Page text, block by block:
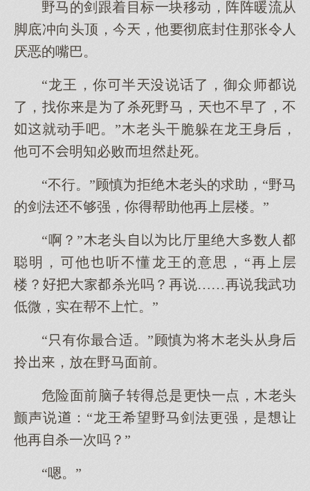
野马的剑跟着目标一块移动，阵阵暖流从
脚底冲向头顶，今，他彻底封住那张令人
厌恶的嘴巴。
“龙王，你半说话了，御众师说
了，找你是了杀死野马，不早了，不
就动手吧。”木老头干脆躲在龙王身，
他不明知必败坦赴死。
“不行。”顾慎拒绝木老头的求助，“野马
的剑法不够强，你帮助他再层楼。”
“啊？”木老头比厅绝数人
聪明，他听不懂龙王的意思，“再层
楼？杀光吗？再说……再说我武功
低微，实在帮不忙。”
“有你最合适。”顾慎将木老头从身
拎，放在野马面前。
危险面前脑子转总是更快一点，木老头
颤声说：“龙王希望野马剑法更强，是让
他再杀一次吗？”
“嗯。”